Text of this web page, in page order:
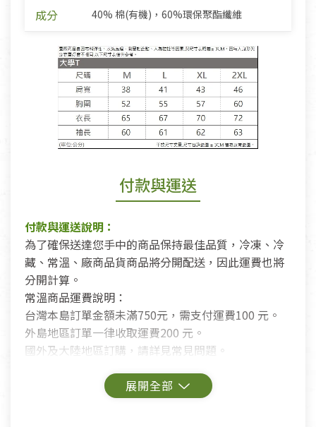
成分 40% 棉(有機)，60%環保聚酯纖維
付款與運送
付款與運送說明：
為了確保送達您手中的商品保持最佳品質，冷凍、冷
藏、常溫、廠商品貨商品將分開配送，因此運費也將
分開計算。
常溫商品運費說明：
台灣本島訂單金額未滿750元，需支付運費100 元。
外島地區訂單一律收取運費200 元。
國外及大陸地區訂購，請詳見常見問題。
鑑賞期商品說明：